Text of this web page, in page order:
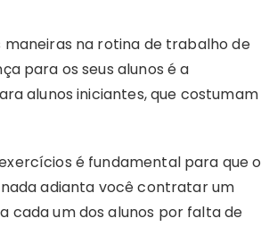
na rotina de trabalho de
para os seus alunos é a
alunos iniciantes, que costumam
é fundamental para que o
nada adianta você contratar um
cada um dos alunos por falta de